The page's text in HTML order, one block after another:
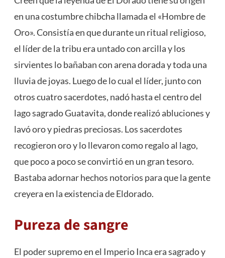
en una costumbre chibcha llamada el «Hombre de
Oro». Consistía en que durante un ritual religioso,
el líder de la tribu era untado con arcilla y los
sirvientes lo bañaban con arena dorada y toda una
lluvia de joyas. Luego de lo cual el líder, junto con
otros cuatro sacerdotes, nadó hasta el centro del
lago sagrado Guatavita, donde realizó abluciones y
lavó oro y piedras preciosas. Los sacerdotes
recogieron oro y lo llevaron como regalo al lago,
que poco a poco se convirtió en un gran tesoro.
Bastaba adornar hechos notorios para que la gente
creyera en la existencia de Eldorado.
Pureza de sangre
El poder supremo en el Imperio Inca era sagrado y